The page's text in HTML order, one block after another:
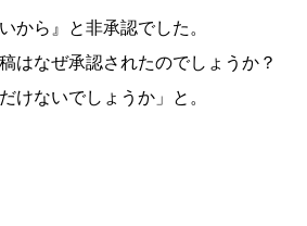
から』と非承認でした。
はなぜ承認されたのでしょうか？
けないでしょうか」と。